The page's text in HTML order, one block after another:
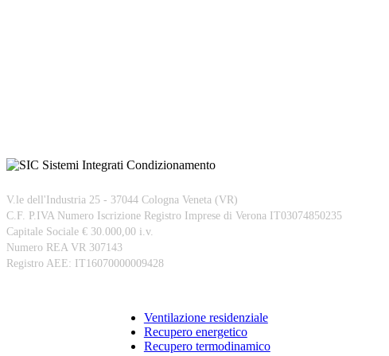
V.le dell'Industria 25 - 37044 Cologna Veneta (VR)
C.F. P.IVA Numero Iscrizione Registro Imprese di Verona IT03074850235
Capitale Sociale € 30.000,00 i.v.
Numero REA VR 307143
Registro AEE: IT16070000009428
Ventilazione residenziale
Recupero energetico
Recupero termodinamico